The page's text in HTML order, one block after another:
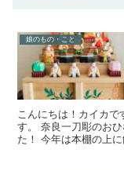
娘のもの・こと
こんにちは！カイカで
す。 奈良一刀彫のお
た！ 今年は本棚の上